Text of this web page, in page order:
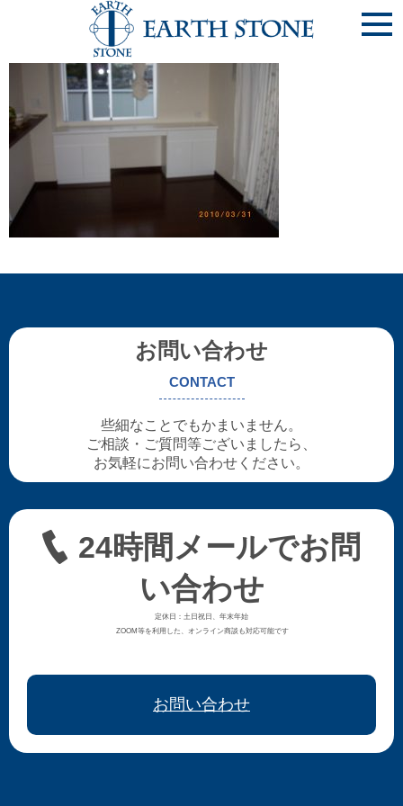
《ﾃﾞｽｸ-5》ﾀﾞｲﾆﾝｸﾞﾃﾞｽｸ
お問い合わせ
CONTACT
些細なことでもかまいません。
ご相談・ご質問等ございましたら、
お気軽にお問い合わせください。
24時間メールでお問
い合わせ
定休日：土日祝日、年末年始
ZOOM等を利用した、オンライン商談も対応可能です
お問い合わせ